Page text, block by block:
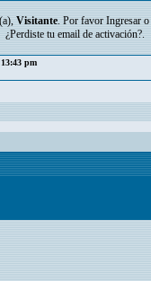
Visitante. Por favor Ingresar o
¿Perdiste tu email de activación?.
pm